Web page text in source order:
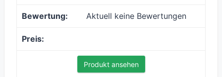
Aktuell keine Bewertungen
Produkt ansehen